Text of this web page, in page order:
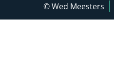
© Wed Meesters